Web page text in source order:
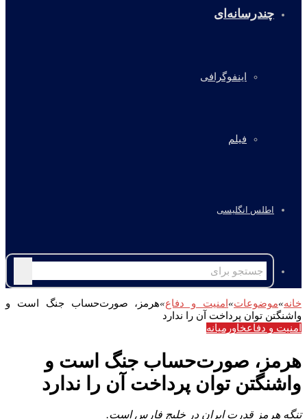
چندرسانه‌ای
اینفوگرافی
فیلم
اطلس انگلیسی
برای
»موضوعات»امنیت و دفاع»هرمز، صورت‌حساب جنگ است و
توان پرداخت آن را ندارد
و دفاعخاورمیانه
صورت‌حساب جنگ است و
توان پرداخت آن را ندارد
هرمز قدرت ایران در خلیج فارس است.